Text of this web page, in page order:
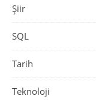
Şiir
SQL
Tarih
Teknoloji